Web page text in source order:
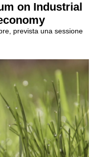
on Industrial
prevista una sessione